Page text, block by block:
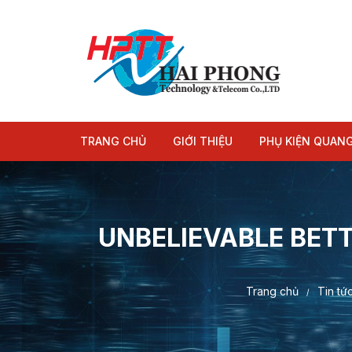
TRANG CHỦ GIỚI THIỆU PHỤ KIỆN
Dây nhảy quang
UNBELIEVABLE
Trang chủ Tin